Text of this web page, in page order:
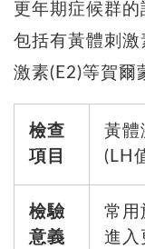
更年期症候群
包括有黃體刺
激素(E2)等賀爾
檢查
項目
黃體
(LH
檢驗
意義
常用
進入